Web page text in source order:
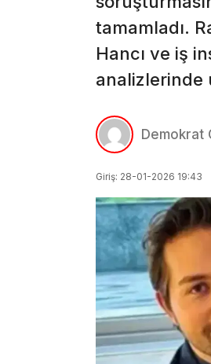
tamamladı.
Hancı ve iş
analizlerinde
Demokrat
Giriş: 28-01-2026 19:43